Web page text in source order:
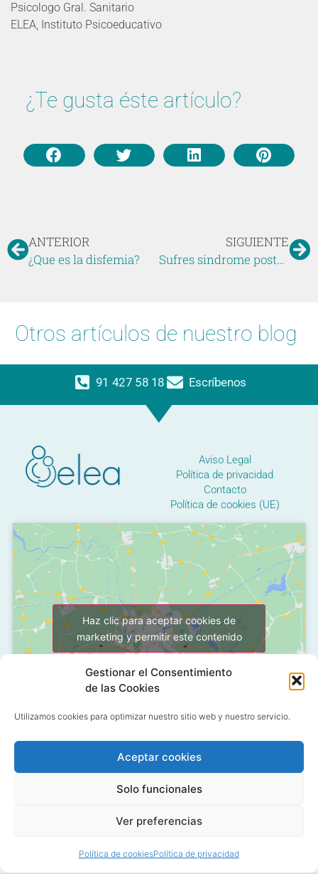
Gestionar el Consentimiento
de las Cookies
Utilizamos cookies para optimizar nuestro sitio web y nuestro servicio.
Aceptar cookies
Solo funcionales
Ver preferencias
Política de cookiesPolítica de privacidad
Psicologo Gral. Sanitario
ELEA, Instituto Psicoeducativo
¿Te gusta éste artículo?
ANTERIOR
¿Que es la disfemia?
SIGUIENTE
Sufres sindrome postvacacional
Otros artículos de nuestro blog
91 427 58 18 Escríbenos
Aviso Legal
Política de privacidad
Contacto
Política de cookies (UE)
Haz clic para aceptar cookies de
marketing y permitir este contenido
C/ Grañón, 12 - Local
28050 Las Tablas - Madrid